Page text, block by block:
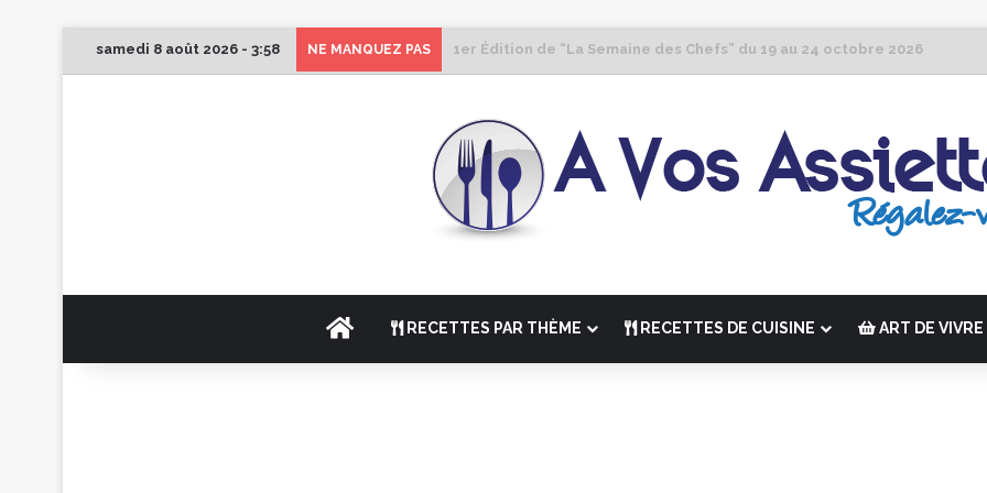
samedi 8 août 2026 - 3:58 NE MANQUEZ PAS 1er Édition de “La Semaine des Chefs” du 19 au 24 octobre 2026
ACCUEILRECETTES PAR THÈME RECETTES DE CUISINE ART DE VIVRE